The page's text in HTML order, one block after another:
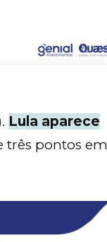
Lula aparece
três pontos em